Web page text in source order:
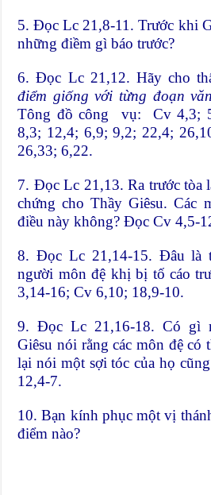
5. Đọc Lc 21,8-11. Trước khi
những điềm gì báo trước?
6. Đọc Lc 21,12. Hãy cho
điểm giống với từng đoạn văn
Tông đồ công vụ: Cv 4,3;
8,3; 12,4; 6,9; 9,2; 22,4;
26,33; 6,22.
7. Đọc Lc 21,13. Ra trước tòa
chứng cho Thầy Giêsu. Các
điều này không? Đọc Cv 4,5-
8. Đọc Lc 21,14-15. Đâu là
người môn đệ khị bị tố cáo
3,14-16; Cv 6,10; 18,9-10.
9. Đọc Lc 21,16-18. Có gì
Giêsu nói rằng các môn đệ có
lại nói một sợi tóc của họ
12,4-7.
10. Bạn kính phục một vị
điểm nào?